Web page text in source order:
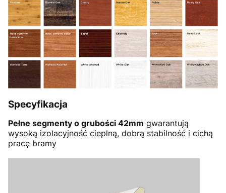
Specyfikacja
Pełne segmenty o grubości 42mm gwarantują
wysoką izolacyjność cieplną, dobrą stabilność i cichą
pracę bramy